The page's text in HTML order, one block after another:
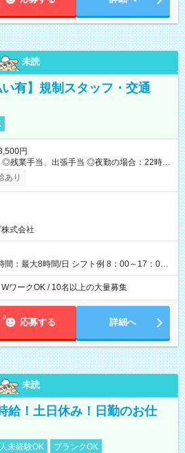
未読
い有】規制スタッフ・交通
円
残業手当、出張手当 ◎夜勤の場合：22時～
日払い・週払い可(希望者／条件有) ＜月収例
23.5万円/月 ◎自分のぺースで勤務
採用時と同じです。
あり
式会社
間：最大8時間/日 シフト例 8：00～17：00
場によっては多少時間は前後します ▶残業
間より早く終わることの方が多いと思いま
▶ご希望の方は夜勤（21:00～6:00）のお仕
ワークOK / 10名以上の大量募集
応募する 詳細へ
未読
給！土日休み！日勤のお仕
未経験OK ブランクOK